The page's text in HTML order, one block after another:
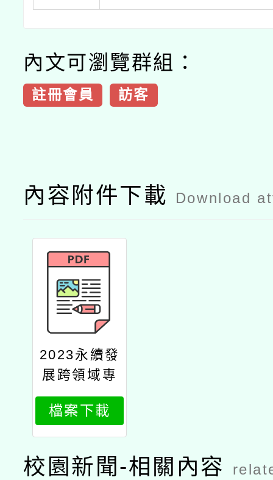
內文可瀏覽群組：
註冊會員 訪客
內容附件下載 Download
2023永續發
展跨領域專
題課程交流
分享會實施
計畫
檔案下載
校園新聞-相關內容